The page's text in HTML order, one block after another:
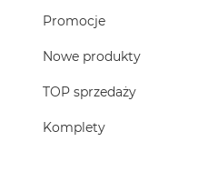
Promocje
Nowe produkty
TOP sprzedaży
Komplety